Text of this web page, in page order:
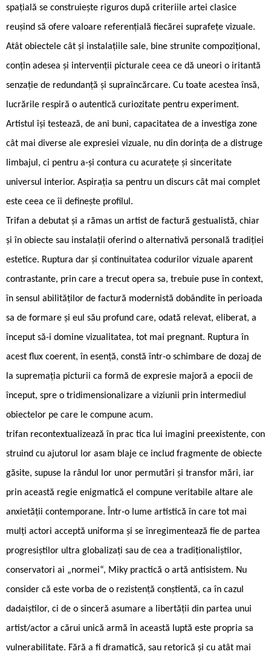
spațială se construiește riguros după criteriile artei clasice
reușind să ofere valoare referențială fiecărei suprafețe vizuale.
Atât obiectele cât și instalațiile sale, bine strunite compozițional,
conțin adesea și intervenții picturale ceea ce dă uneori o iritantă
senzație de redundanță și supraîncărcare. Cu toate acestea însă,
lucrările respiră o autentică curiozitate pentru experiment.
Artistul își testează, de ani buni, capacitatea de a investiga zone
cât mai diverse ale expresiei vizuale, nu din dorința de a distruge
limbajul, ci pentru a-și contura cu acuratețe și sinceritate
universul interior. Aspirația sa pentru un discurs cât mai complet
este ceea ce îi definește profilul.
Trifan a debutat și a rămas un artist de factură gestualistă, chiar
și în obiecte sau instalații oferind o alternativă personală tradiției
estetice. Ruptura dar și continuitatea codurilor vizuale aparent
contrastante, prin care a trecut opera sa, trebuie puse în context,
în sensul abilităților de factură modernistă dobândite în perioada
sa de formare și eul său profund care, odată relevat, eliberat, a
început să-i domine vizualitatea, tot mai pregnant. Ruptura în
acest flux coerent, în esență, constă într-o schimbare de dozaj de
la supremația picturii ca formă de expresie majoră a epocii de
început, spre o tridimensionalizare a viziunii prin intermediul
obiectelor pe care le compune acum.
trifan recontextualizează în prac tica lui imagini preexistente, con
struind cu ajutorul lor asam blaje ce includ fragmente de obiecte
găsite, supuse la rândul lor unor permutări și transfor mări, iar
prin această regie enigmatică el compune veritabile altare ale
anxietății contemporane. Într-o lume artistică în care tot mai
mulți actori acceptă uniforma și se înregimentează fie de partea
progresiștilor ultra globalizați sau de cea a tradiționaliștilor,
conservatori ai „normei“, Miky practică o artă antisistem. Nu
consider că este vorba de o rezistență conștientă, ca în cazul
dadaiștilor, ci de o sinceră asumare a libertății din partea unui
artist/actor a cărui unică armă în această luptă este propria sa
vulnerabilitate. Fără a fi dramatică, sau retorică și cu atât mai